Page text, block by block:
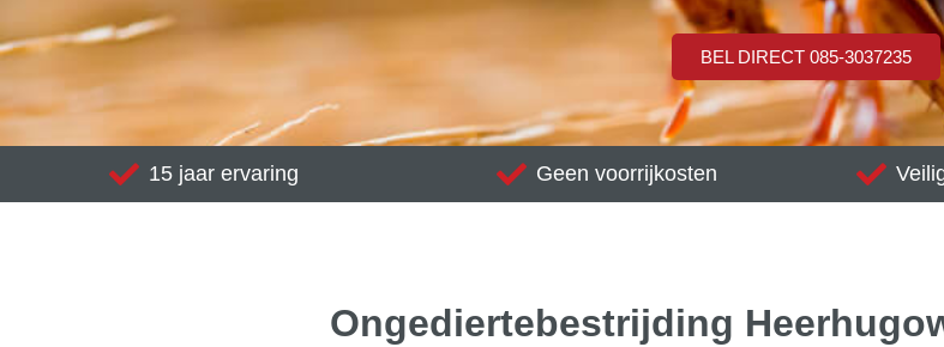
BEL DIRECT 085-3037235
15 jaar ervaring Geen voorrijkosten
Ongediertebestrijding